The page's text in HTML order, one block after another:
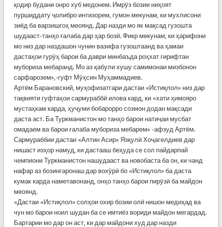
қодир будани онро хуб медонем. Имрӯз бозии ниҳоят
пуршиддату ҷолибро интизорем, гумон мекунам, ки мухлисони
зиёд ба варзишгоҳ меоянд. Дар назди мо як мақсад гузошта
шудааст-танҳо ғалаба дар ҳар бозӣ. Фикр мекунам, ки ҳарифони
мо низ дар наздашон чунин вазифа гузоштаанд ва ҳамаи
дастаҳои гурӯҳ барои ба даври минбаъда роҳхат гирифтан
мубориза мебаранд. Мо аз қабули хушу самимонаи мизбонон
сарфарозем»,-гуфт Мӯҳсин Муҳаммадиев.
Артём Барановский, муҳофизатгари дастаи «Истиқлол» низ дар
тақвияти гуфтаҳои сармураббӣ илова кард, ки «хати ҳимояро
мустаҳкам карда, ҳуҷуми бобарорро созмон додан мақсади
даста аст. Ба Туркманистон мо танҳо барои натиҷаи мусбат
омадаем ва барои ғалаба мубориза мебарем» -афзуд Артём.
Сармураббии дастаи «Алтин Асир» Язқулӣ Хоҷагелдиев дар
нишаст изҳор намуд, ки дастааш беҳуда се сол пайдарпай
чемпиони Туркманистон нашудааст ва новобаста ба он, ки чанд
нафар аз бозингаронаш дар вохӯрӣ бо «Истиқлол» ба даста
кумак карда наметавонанд, онҳо танҳо барои пирӯзӣ ба майдон
меоянд.
«Дастаи «Истиқлол» солҳои охир бозии олӣ нишон медиҳад ва
чун мо барои ноил шудан ба се имтиёз вориди майдон мегардад.
Бартарии мо дар он аст, ки дар майдони худ дар назди